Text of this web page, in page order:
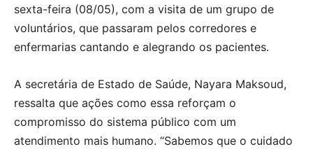
sexta-feira (08/05), com a visita de um grupo de
voluntários, que passaram pelos corredores e
enfermarias cantando e alegrando os pacientes.
A secretária de Estado de Saúde, Nayara Maksoud,
ressalta que ações como essa reforçam o
compromisso do sistema público com um
atendimento mais humano. “Sabemos que o cuidado